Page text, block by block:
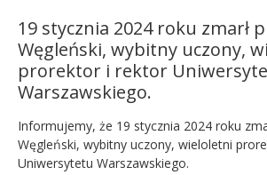
19 stycznia 2024 roku zmarł
Węgleński, wybitny uczony,
prorektor i rektor
Warszawskiego.
Informujemy, że 19 stycznia 2024 roku
Węgleński, wybitny uczony, wieloletni
Uniwersytetu Warszawskiego.